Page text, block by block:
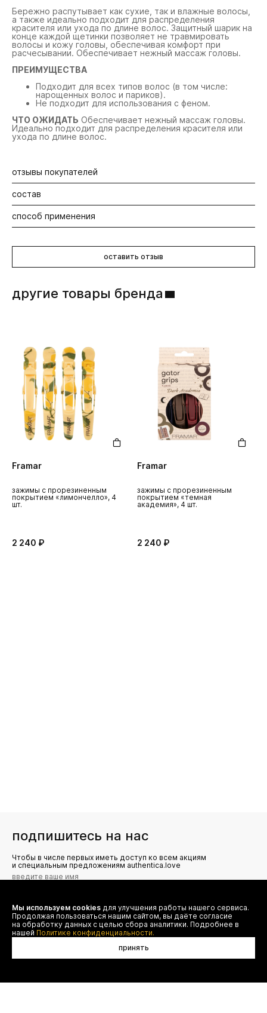
другие товары бренда
Framar
зажимы с прорезиненным
покрытием «лимончелло», 4
шт.
2 240 ₽
Framar
зажимы с прорезиненным
покрытием «темная
академия», 4 шт.
2 240 ₽
Бережно распутывает как сухие, так и влажные волосы,
а также идеально подходит для распределения
красителя или ухода по длине волос. Защитный шарик на
конце каждой щетинки позволяет не травмировать
волосы и кожу головы, обеспечивая комфорт при
расчесывании. Обеспечивает нежный массаж головы.
ПРЕИМУЩЕСТВА
Подходит для всех типов волос (в том числе:
нарощенных волос и париков).
Не подходит для использования с феном.
ЧТО ОЖИДАТЬ Обеспечивает нежный массаж головы.
Идеально подходит для распределения красителя или
ухода по длине волос.
отзывы покупателей
Будьте первыми! Оставьте отзыв об этом продукте
состав
Пластик, синтетическая щетина.
способ применения
оставить отзыв
подпишитесь на нас
Чтобы в числе первых иметь доступ ко всем акциям
и специальным предложениям authentica.love
Я даю согласие на сбор, обработку и хранение моих
персональных данных (имя, email, телефон) для получения
рекламных и информационных рассылок от ООО 'БТ
Юнайтед', а также ознакомлен(а) с
Политикой конфиденциальности
Мы используем cookies для улучшения работы нашего сервиса.
Продолжая пользоваться нашим сайтом, вы даёте согласие
на обработку данных с целью сбора аналитики. Подробнее в
нашей Политике конфиденциальности.
принять